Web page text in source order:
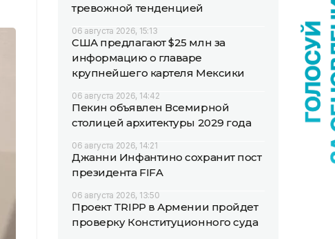
тревожной тенденцией
06 августа 2026, 15:13
США предлагают $25 млн за
информацию о главаре
крупнейшего картеля Мексики
06 августа 2026, 14:42
Пекин объявлен Всемирной
столицей архитектуры 2029 года
06 августа 2026, 14:21
Джанни Инфантино сохранит пост
президента FIFA
06 августа 2026, 13:50
Проект TRIPP в Армении пройдет
проверку Конституционного суда